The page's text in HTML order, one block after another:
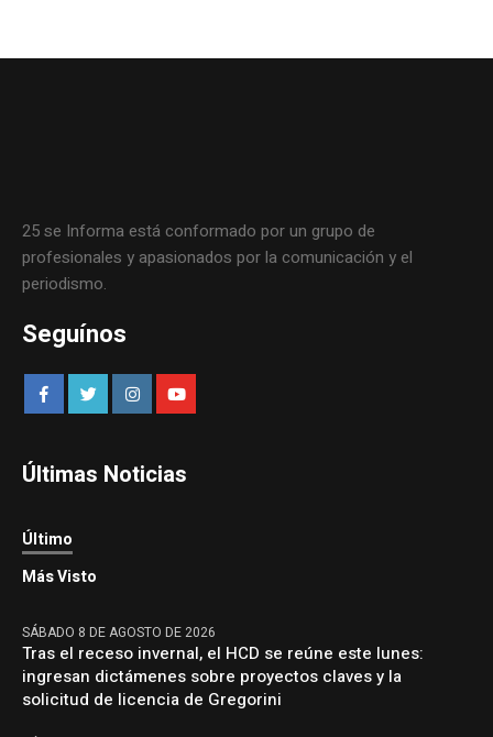
25 se Informa está conformado por un grupo de
profesionales y apasionados por la comunicación y el
periodismo.
Seguínos
Últimas Noticias
Último
Más Visto
SÁBADO 8 DE AGOSTO DE 2026
Tras el receso invernal, el HCD se reúne este lunes:
ingresan dictámenes sobre proyectos claves y la
solicitud de licencia de Gregorini